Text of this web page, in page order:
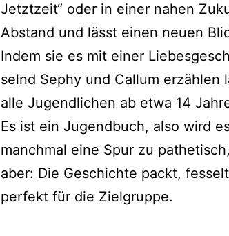
Jetztzeit“ oder in einer nahen
Abstand und lässt einen neu­en
Indem sie es mit einer
selnd Sephy und Callum erzäh­len
alle Jugendlichen ab etwa 14
Es ist ein Jugendbuch, also wird
manch­mal eine Spur zu
aber: Die Geschichte packt,
per­fekt für die Zielgruppe.